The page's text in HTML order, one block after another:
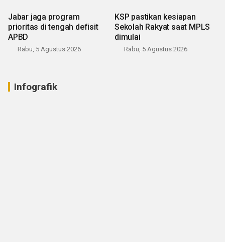
Jabar jaga program
prioritas di tengah defisit
APBD
Rabu, 5 Agustus 2026
KSP pastikan kesiapan
Sekolah Rakyat saat MPLS
dimulai
Rabu, 5 Agustus 2026
Infografik